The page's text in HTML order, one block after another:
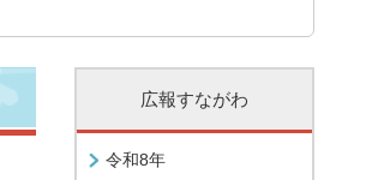
広報すながわ
令和8年